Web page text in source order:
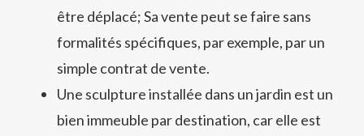
être déplacé; Sa vente peut se faire sans
formalités spécifiques, par exemple, par un
simple contrat de vente.
Une sculpture installée dans un jardin est un
bien immeuble par destination, car elle est